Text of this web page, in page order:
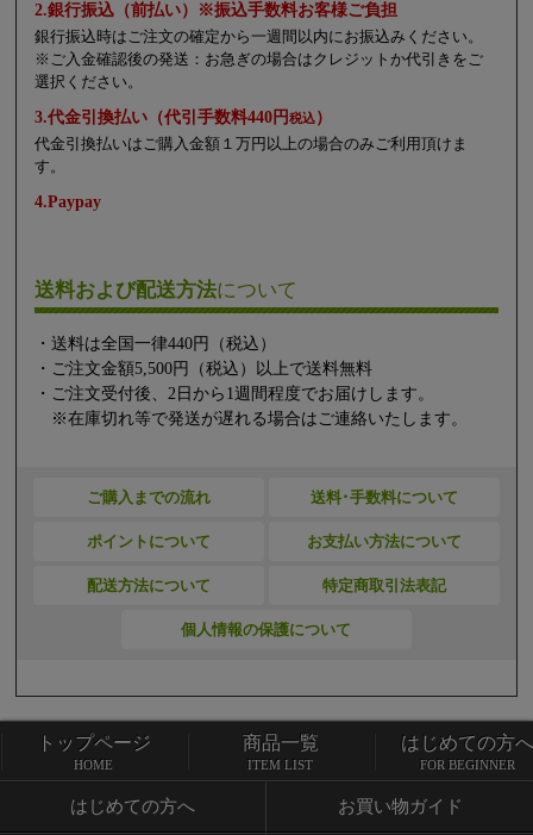
2.銀行振込（前払い）※振込手数料お客様ご負担
銀行振込時はご注文の確定から一週間以内にお振込みください。
※ご入金確認後の発送：お急ぎの場合はクレジットか代引きをご
選択ください。
3.代金引換払い（代引手数料440円税込）
代金引換払いはご購入金額１万円以上の場合のみご利用頂けま
す。
4.Paypay
送料および配送方法について
・送料は全国一律440円（税込）
・ご注文金額5,500円（税込）以上で送料無料
・ご注文受付後、2日から1週間程度でお届けします。
※在庫切れ等で発送が遅れる場合はご連絡いたします。
ご購入までの流れ 送料･手数料について
ポイントについて お支払い方法について
配送方法について 特定商取引法表記
個人情報の保護について
トップページ 商品一覧
はじめての方へ お買い物ガイド
トップページ
HOME
商品一覧
ITEM LIST
はじめての方へ
FOR BEGINNER